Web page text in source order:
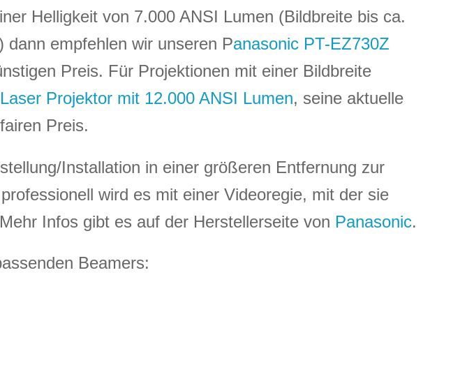
Helligkeit von 7.000 ANSI Lumen (Bildbreite bis ca.
dann empfehlen wir unseren Panasonic PT-EZ730Z
Preis. Für Projektionen mit einer Bildbreite
Projektor mit 12.000 ANSI Lumen, seine aktuelle
Preis.
Installation in einer größeren Entfernung zur
wird es mit einer Videoregie, mit der sie
Infos gibt es auf der Herstellerseite von Panasonic.
Beamers: